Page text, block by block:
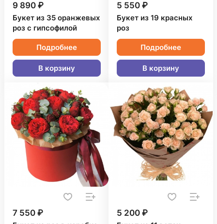
9 890 ₽
Букет из 35 оранжевых
роз с гипсофилой
Подробнее
В корзину
5 550 ₽
Букет из 19 красных
роз
Подробнее
В корзину
7 550 ₽ 5 200 ₽